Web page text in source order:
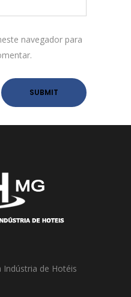
navegador para
Indústria de Hotéis